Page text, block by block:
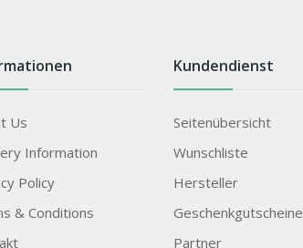
Us
Information
Policy
& Conditions
Kundendienst
Seitenübersicht
Wunschliste
Hersteller
Geschenkgutscheine
Partner